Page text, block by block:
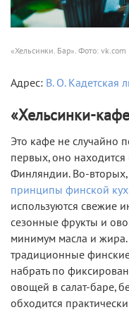
«Хельсинки. Бар». Фото: vk.com
Адрес: В. О. Кадетская
«Хельсинки-
Это кафе не случайно
первых, оно
Финляндии. Во-вторых,
принципы финской
используются свежие
сезонные фрукты и
минимум масла и
традиционные
набрать по
овощей в салат-баре,
обходится